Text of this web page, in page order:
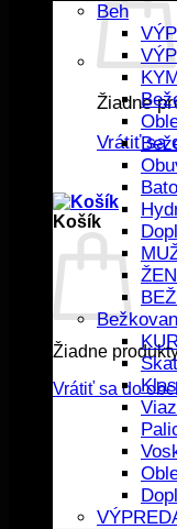
Žiadne
Vrátiť sa
Košík
Žiadne
Vrátiť sa do
Beh